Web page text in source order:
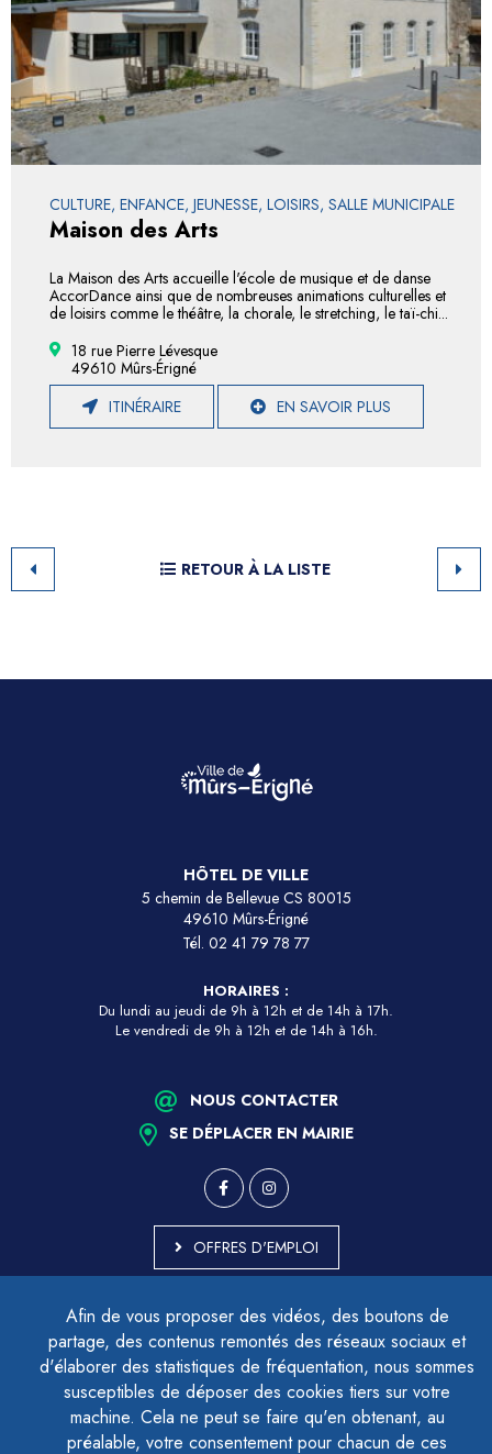
Afin de vous proposer des vidéos, des boutons de
partage, des contenus remontés des réseaux sociaux et
d'élaborer des statistiques de fréquentation, nous sommes
susceptibles de déposer des cookies tiers sur votre
machine. Cela ne peut se faire qu'en obtenant, au
préalable, votre consentement pour chacun de ces
CULTURE, ENFANCE, JEUNESSE, LOISIRS, SALLE MUNICIPALE
Maison des Arts
La Maison des Arts accueille l'école de musique et de danse
AccorDance ainsi que de nombreuses animations culturelles et
de loisirs comme le théâtre, la chorale, le stretching, le taï-chi...
18 rue Pierre Lévesque
49610 Mûrs-Érigné
ITINÉRAIRE
EN SAVOIR PLUS
RETOUR À LA LISTE
HÔTEL DE VILLE
5 chemin de Bellevue CS 80015
49610 Mûrs-Érigné
Tél. 02 41 79 78 77
HORAIRES :
Du lundi au jeudi de 9h à 12h et de 14h à 17h.
Le vendredi de 9h à 12h et de 14h à 16h.
NOUS CONTACTER
SE DÉPLACER EN MAIRIE
OFFRES D'EMPLOI
ACCESSIBILITÉ - PARTIELLEMENT CONFORME
PLAN DU SITE
MENTIONS LÉGALES
CONTACTER LE DÉLÉGUÉ À LA PROTECTION DES DONNÉES
GESTION DES COOKIES